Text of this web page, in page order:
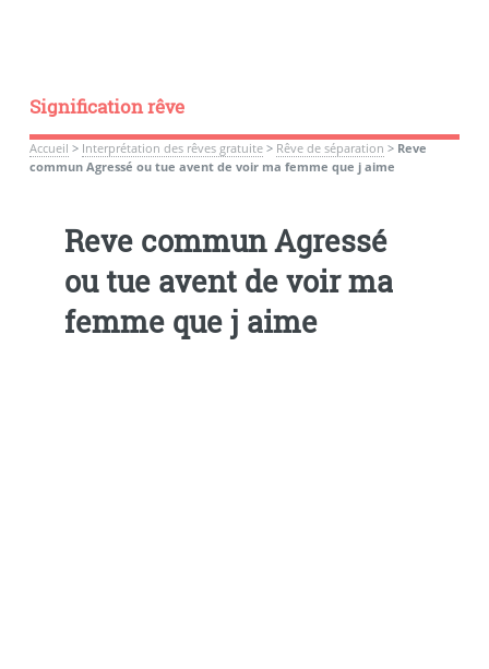
Signification rêve
Accueil > Interprétation des rêves gratuite> Rêve de séparation > Reve
commun Agressé ou tue avent de voir ma femme que j aime
Reve commun Agressé
ou tue avent de voir ma
femme que j aime